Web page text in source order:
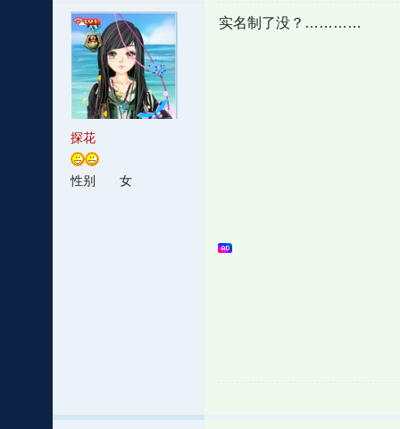
探花
性别 女
实名制了没？…………